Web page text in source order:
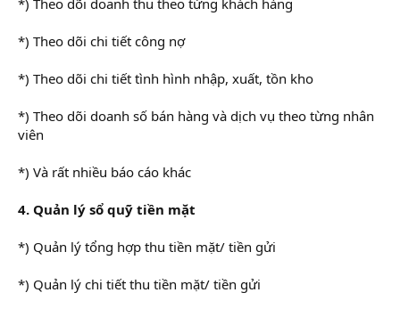
*) Theo dõi chi tiết công nợ
*) Theo dõi chi tiết tình hình nhập, xuất, tồn kho
*) Theo dõi doanh số bán hàng và dịch vụ theo từng nhân
viên
*) Và rất nhiều báo cáo khác
4. Quản lý sổ quỹ tiền mặt
*) Quản lý tổng hợp thu tiền mặt/ tiền gửi
*) Quản lý chi tiết thu tiền mặt/ tiền gửi